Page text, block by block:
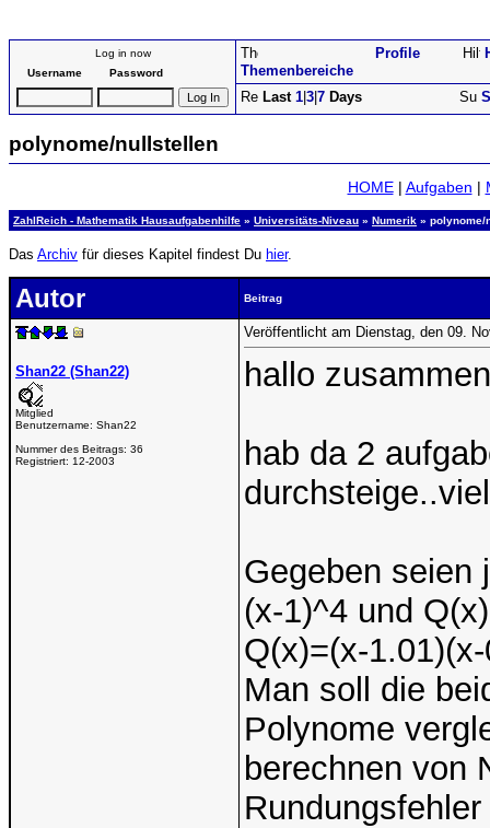
Log in now
Username
Password Themenbereiche
Profile
Last 1 3 7 Days
polynome/nullstellen
HOME| Aufgaben |
ZahlReich - Mathematik Hausaufgabenhilfe » Universitäts-Niveau » Numerik » polynome/
Das Archiv für dieses Kapitel findest Du hier.
Autor Beitrag
Shan22 (Shan22)
Mitglied
Benutzername: Shan22
Nummer des Beitrags: 36
Registriert: 12-2003
Veröffentlicht am Dienstag, den 09.
hallo
hab da 2
Gegeben seien
(x-1)^4 und
Q(x)=(x-
Man soll die
Polynome
berechnen von